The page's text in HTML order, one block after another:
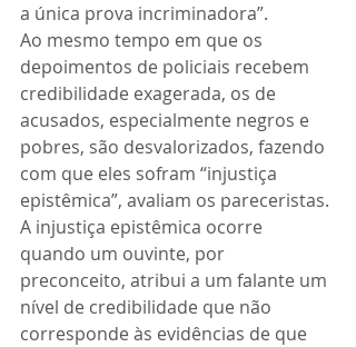
a única prova incriminadora”.
Ao mesmo tempo em que os
depoimentos de policiais recebem
credibilidade exagerada, os de
acusados, especialmente negros e
pobres, são desvalorizados, fazendo
com que eles sofram “injustiça
epistêmica”, avaliam os pareceristas.
A injustiça epistêmica ocorre
quando um ouvinte, por
preconceito, atribui a um falante um
nível de credibilidade que não
corresponde às evidências de que